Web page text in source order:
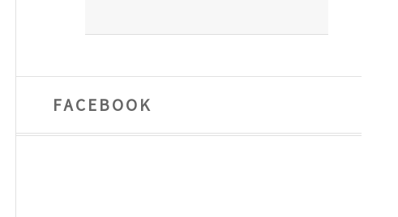
FACEBOOK